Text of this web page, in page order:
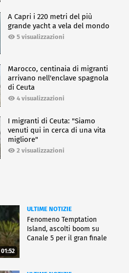
A Capri i 220 metri del più
grande yacht a vela del mondo
5 visualizzazioni
Marocco, centinaia di migranti
arrivano nell'enclave spagnola
di Ceuta
4 visualizzazioni
I migranti di Ceuta: "Siamo
venuti qui in cerca di una vita
migliore"
2 visualizzazioni
01:52
ULTIME NOTIZIE
Fenomeno Temptation
Island, ascolti boom su
Canale 5 per il gran finale